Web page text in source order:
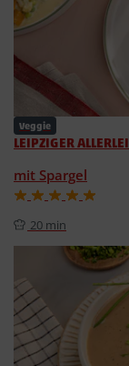
Veggie
LEIPZIGER ALLERLEI
mit Spargel
20 min